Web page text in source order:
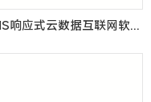
EyouCMS响应式云数据互联网软件网站模板